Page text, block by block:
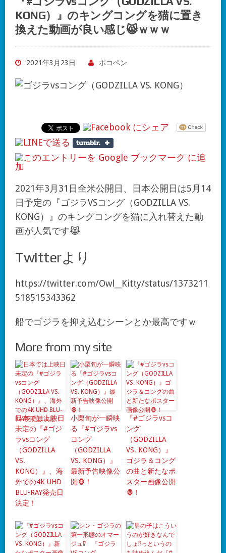
KONG）』のキングコングを猫に置き
換えた動画が良い感じ😸ｗｗｗ
2021年3月23日 ポコペン
2021年3月31日全米公開日、日本公開日は5月14
日予定の『ゴジラVSコング（GODZILLA VS.
KONG）』のキングコングを猫に入れ替えた動
画が人気です😹
Twitterより
https://twitter.com/Owl__Kitty/status/1373211
518515343362
船でゴジラを抑え込むシーンとか最高ですｗ
More from my site
日本では上映日
未定の『#ゴジ
ラvsコング
（GODZILLA
VS.
KONG）』、海
外での4K UHD
BLU-RAY発売日
決定！
小栗旬が一瞬映
る『#ゴジラvs
コング
（GODZILLA
VS. KONG）』
最新予告映像公
開🦍！
『#ゴジラvsコ
ング
（GODZILLA
VS. KONG）』
ゴジラ＆コング
の曲と新たなポ
スター画像公開
🦍！